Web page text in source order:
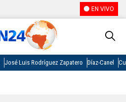
EN VIVO
José Luis Rodríguez Zapatero Díaz-Canel